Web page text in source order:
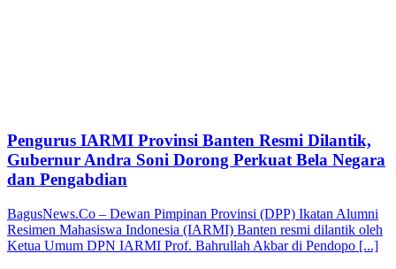
Pengurus IARMI Provinsi Banten Resmi Dilantik,
Gubernur Andra Soni Dorong Perkuat Bela Negara
dan Pengabdian
BagusNews.Co – Dewan Pimpinan Provinsi (DPP) Ikatan Alumni
Resimen Mahasiswa Indonesia (IARMI) Banten resmi dilantik oleh
Ketua Umum DPN IARMI Prof. Bahrullah Akbar di Pendopo [...]